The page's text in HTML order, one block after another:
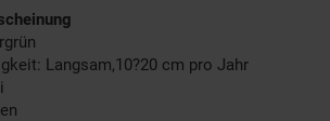
Langsam,10?20 cm pro Jahr